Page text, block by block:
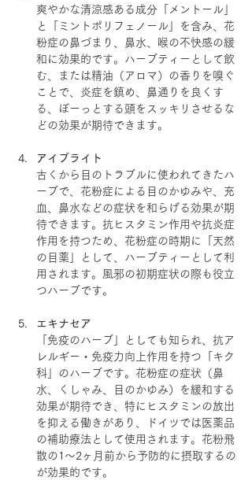
爽やかな清涼感ある成分「メントール」
と「ミントポリフェノール」を含み、花
粉症の鼻づまり、鼻水、喉の不快感の緩
和に効果的です。ハーブティーとして飲
む、または精油（アロマ）の香りを嗅ぐ
ことで、炎症を鎮め、鼻通りを良くす
る、ぼーっとする頭をスッキリさせるな
どの効果が期待できます。
アイブライト
古くから目のトラブルに使われてきたハ
ーブで、花粉症による目のかゆみや、充
血、鼻水などの症状を和らげる効果が期
待できます。抗ヒスタミン作用や抗炎症
作用を持つため、花粉症の時期に「天然
の目薬」として、ハーブティーとして利
用されます。風邪の初期症状の際も役立
つハーブです。
エキナセア
「免疫のハーブ」としても知られ、抗ア
レルギー・免疫力向上作用を持つ「キク
科」のハーブです。花粉症の症状（鼻
水、くしゃみ、目のかゆみ）を緩和する
効果が期待でき、特にヒスタミンの放出
を抑える働きがあり、ドイツでは医薬品
の補助療法として使用されます。花粉飛
散の1〜2ヶ月前から予防的に摂取するの
が効果的です。